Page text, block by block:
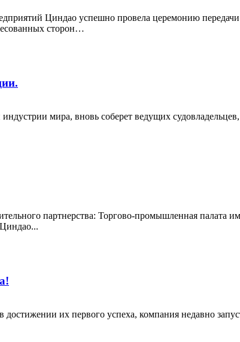
Циндао успешно провела церемонию передачи
сторон…
мира, вновь соберет ведущих
партнерства: Торгово-промышленная
их первого успеха, компания недавно